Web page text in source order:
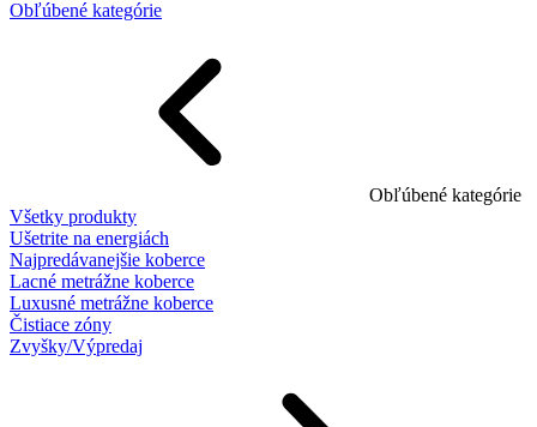
Obľúbené kategórie
Obľúbené kategórie
Všetky produkty
Ušetrite na energiách
Najpredávanejšie koberce
Lacné metrážne koberce
Luxusné metrážne koberce
Čistiace zóny
Zvyšky/Výpredaj